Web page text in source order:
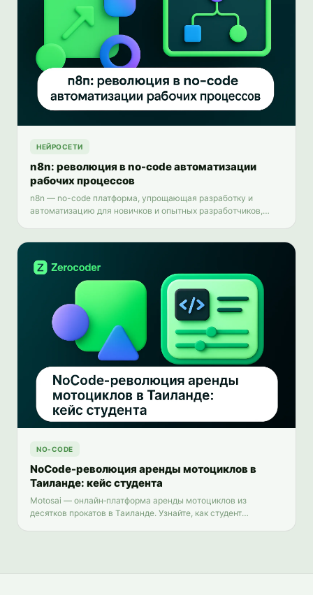
НЕЙРОСЕТИ
n8n: революция в no-code автоматизации
рабочих процессов
n8n — no-code платформа, упрощающая разработку и
автоматизацию для новичков и опытных разработчиков,
NO-CODE
NoCode-революция аренды мотоциклов в
Таиланде: кейс студента
Motosai — онлайн‑платформа аренды мотоциклов из
десятков прокатов в Таиланде. Узнайте, как студент